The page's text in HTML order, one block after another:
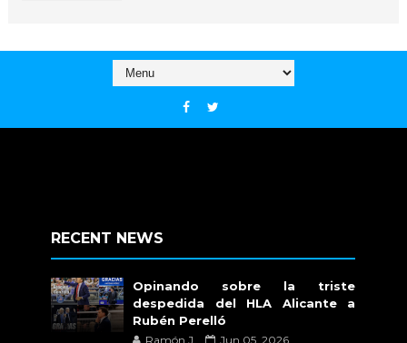
RECENT NEWS
Opinando sobre la triste
despedida del HLA Alicante a
Rubén Perelló
Ramón J. Jun 05, 2026